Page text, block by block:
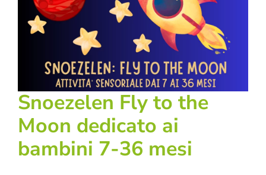
Snoezelen Fly to the
Moon dedicato ai
bambini 7-36 mesi